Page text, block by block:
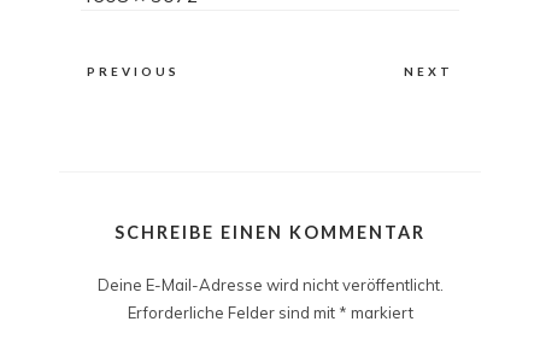
PREVIOUS NEXT
SCHREIBE EINEN KOMMENTAR
Deine E-Mail-Adresse wird nicht veröffentlicht.
Erforderliche Felder sind mit * markiert